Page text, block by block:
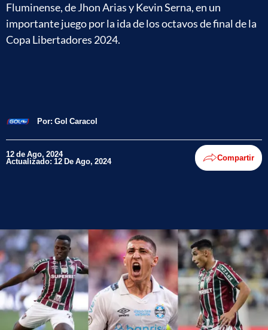
Fluminense, de Jhon Arias y Kevin Serna, en un
importante juego por la ida de los octavos de final de la
Copa Libertadores 2024.
Por: Gol Caracol
12 de Ago, 2024
Actualizado: 12 De Ago, 2024 Compartir